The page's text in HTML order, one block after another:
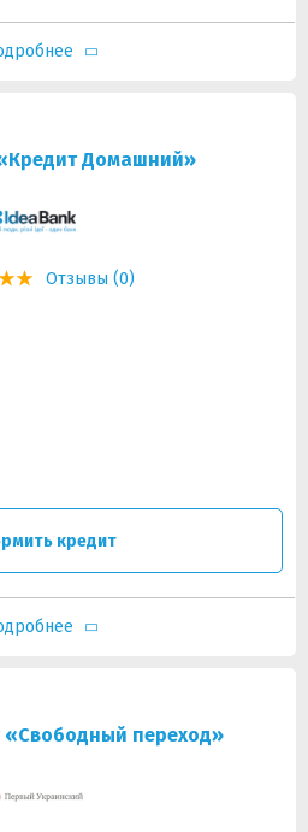
Домашний»
Отзывы (0)
кредит
переход»